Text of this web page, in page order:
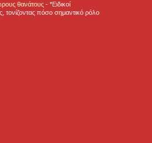
θανάτους - *Ειδικοί
τονίζοντας πόσο σημαντικό ρόλο